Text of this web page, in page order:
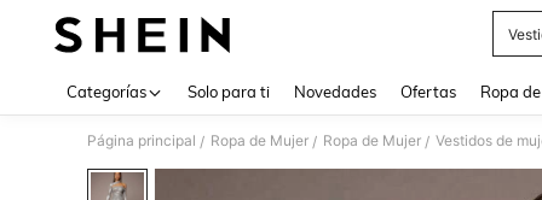
Categorías Solo para ti Novedades Ofertas Ropa
Página principal / Ropa de Mujer / Ropa de Mujer / Vestidos de